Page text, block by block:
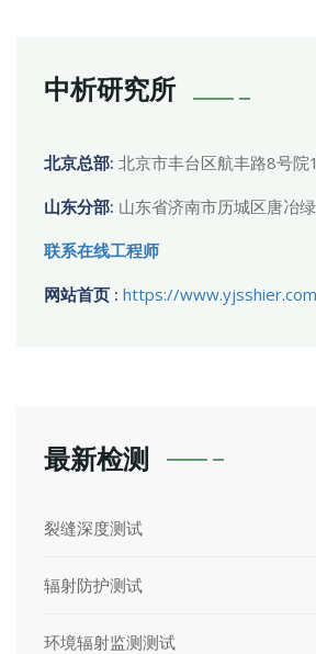
中析研究所
北京总部: 北京市丰台区航丰路8号院
山东分部: 山东省济南市历城区唐冶
联系在线工程师
网站首页 : https://
最新检测
裂缝深度测试
辐射防护测试
环境辐射监测测试